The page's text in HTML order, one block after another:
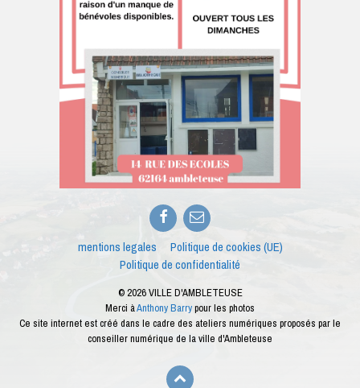
Facebook
E-
mail
mentions legales
Politique de cookies (UE)
Politique de confidentialité
© 2026 VILLE D'AMBLETEUSE
Merci àAnthony Barrypour les photos
Ce site internet est créé dans le cadre des ateliers numériques proposés par le
conseiller numérique de la ville d'Ambleteuse